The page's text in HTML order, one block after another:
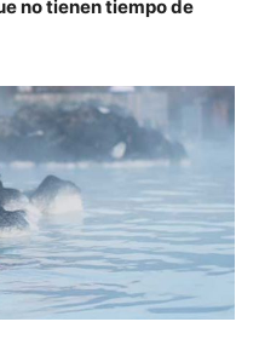
no tienen tiempo de